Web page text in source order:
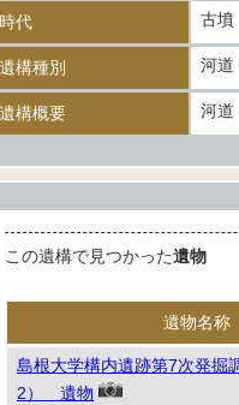
時代 古
遺構種別 河
遺構概要 河
この遺構で見つかった遺物
遺物名称
島根大学構内遺跡第7次発掘
2） 遺物